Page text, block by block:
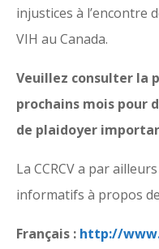
injustices à l’encontre
VIH au Canada.
Veuillez consulter la
prochains mois pour
de plaidoyer
La CCRCV a par
informatifs à propos
Français : http://